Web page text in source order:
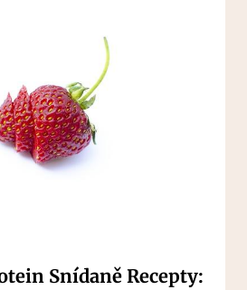
Snídaně Recepty: